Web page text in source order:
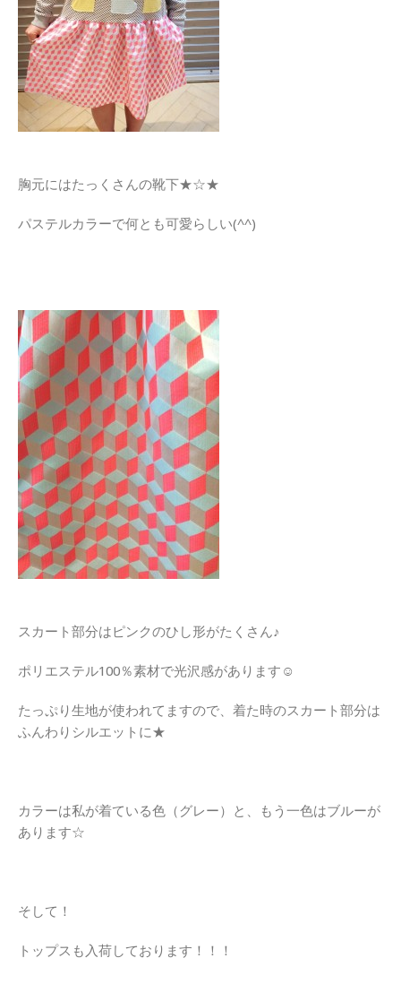
胸元にはたっくさんの靴下★☆★
パステルカラーで何とも可愛らしい(^^)
スカート部分はピンクのひし形がたくさん♪
ポリエステル100％素材で光沢感があります☺
たっぷり生地が使われてますので、着た時のスカート部分は
ふんわりシルエットに★
カラーは私が着ている色（グレー）と、もう一色はブルーが
あります☆
そして！
トップスも入荷しております！！！